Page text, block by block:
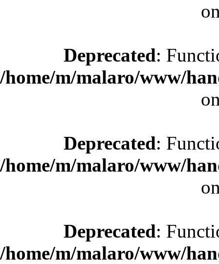
Deprecated:
/home/m/malaro/www/
Deprecated:
/home/m/malaro/www/
Deprecated:
/home/m/malaro/www/